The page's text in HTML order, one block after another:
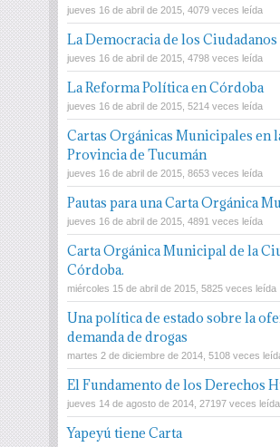
jueves 16 de abril de 2015, 4079 veces leída
La Democracia de los Ciudadanos
jueves 16 de abril de 2015, 4798 veces leída
La Reforma Política en Córdoba
jueves 16 de abril de 2015, 5214 veces leída
Cartas Orgánicas Municipales en
Provincia de Tucumán
jueves 16 de abril de 2015, 8653 veces leída
Pautas para una Carta Orgánica
jueves 16 de abril de 2015, 4891 veces leída
Carta Orgánica Municipal de la
Córdoba.
miércoles 15 de abril de 2015, 5825 veces leída
Una política de estado sobre la
demanda de drogas
martes 2 de diciembre de 2014, 5108 veces
El Fundamento de los Derechos
jueves 14 de agosto de 2014, 27197 veces leída
Yapeyú tiene Carta